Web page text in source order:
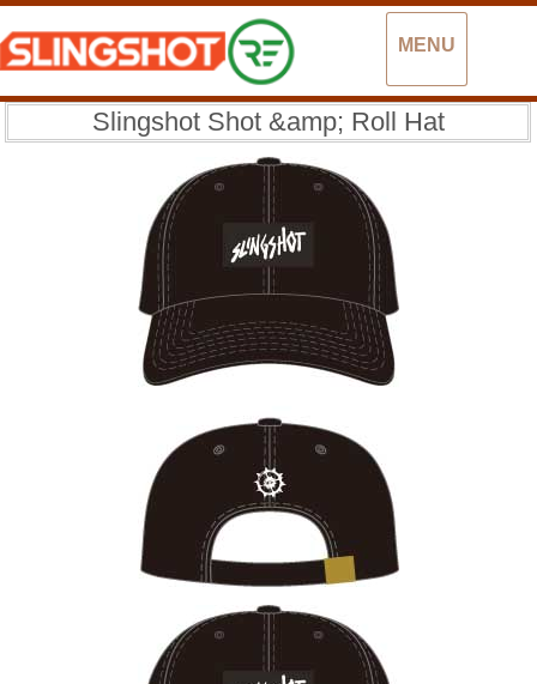
MENU
Slingshot Shot &amp; Roll Hat